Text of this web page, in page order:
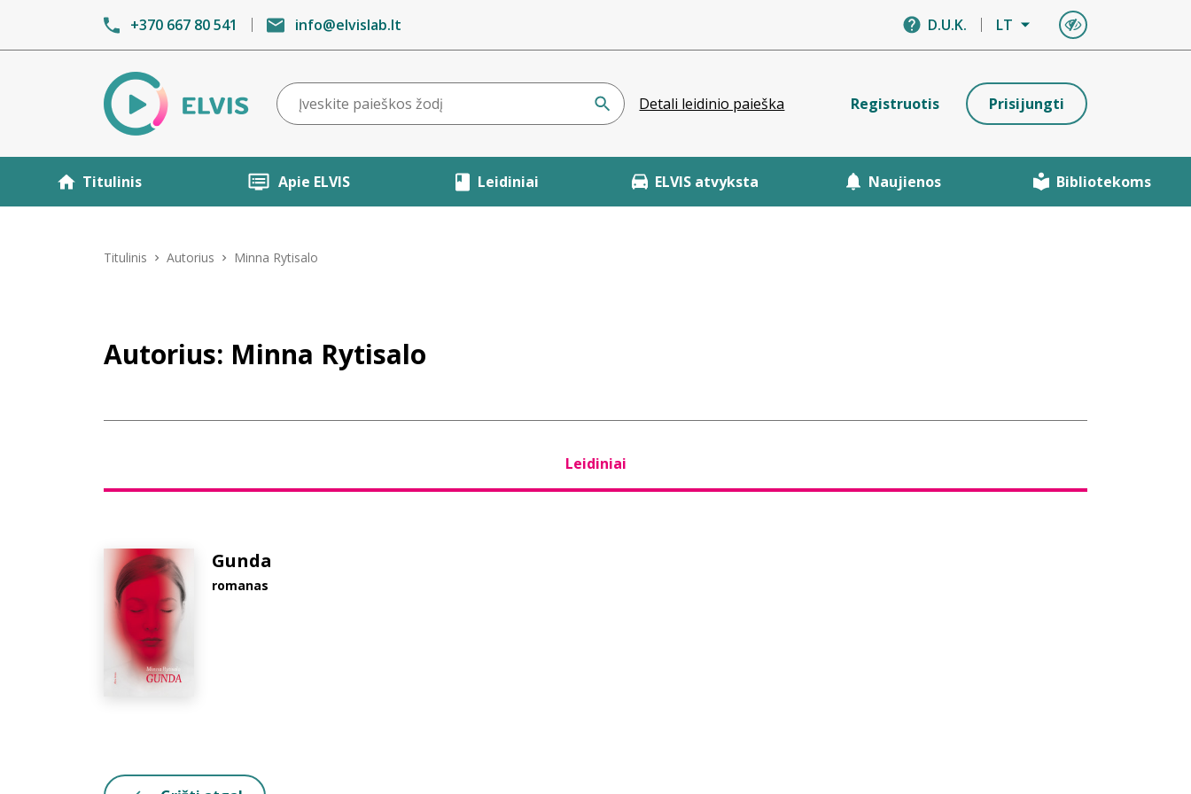
+370 667 80 541 info@elvislab.lt D.U.K. LT
Detali leidinio paieška Registruotis Prisijungti
Titulinis Apie ELVIS Leidiniai ELVIS atvyksta Naujienos Bibliotekoms
Titulinis Autorius Minna Rytisalo
Autorius: Minna Rytisalo
Leidiniai
Gunda
romanas